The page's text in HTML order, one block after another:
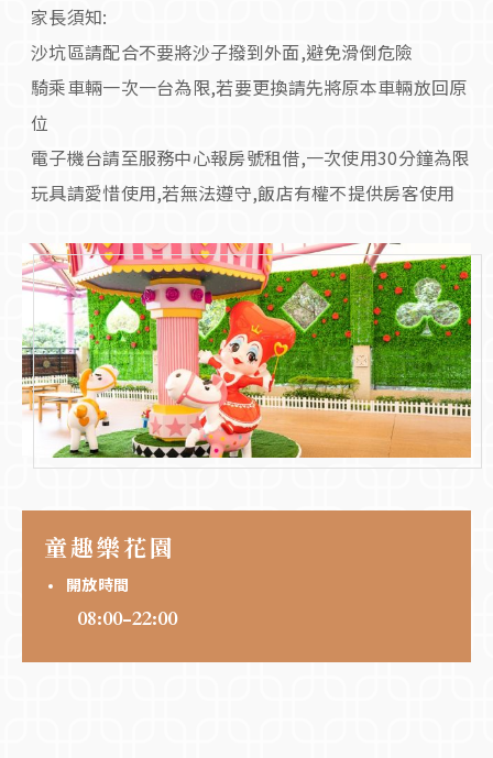
童趣樂花園
開放時間
08:00-22:00
家長須知:
沙坑區請配合不要將沙子撥到外面,避免滑倒危險
騎乘車輛一次一台為限,若要更換請先將原本車輛放回原
位
電子機台請至服務中心報房號租借,一次使用30分鐘為限
玩具請愛惜使用,若無法遵守,飯店有權不提供房客使用